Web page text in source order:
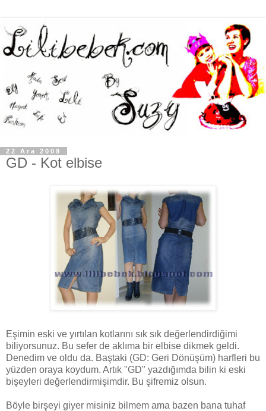
22 Ara 2009
GD - Kot elbise
Eşimin eski ve yırtılan kotlarını sık sık değerlendirdiğimi
biliyorsunuz. Bu sefer de aklıma bir elbise dikmek geldi.
Denedim ve oldu da. Baştaki (GD: Geri Dönüşüm) harfleri bu
yüzden oraya koydum. Artık "GD" yazdığımda bilin ki eski
bişeyleri değerlendirmişimdir. Bu şifremiz olsun.
Böyle birşeyi giyer misiniz bilmem ama bazen bana tuhaf